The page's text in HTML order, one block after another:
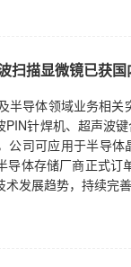
扫描显微镜已获
半导体领域业务相
PIN针焊机、超声波
公司可应用于半导
导体存储厂商正式
术发展趋势，持续完